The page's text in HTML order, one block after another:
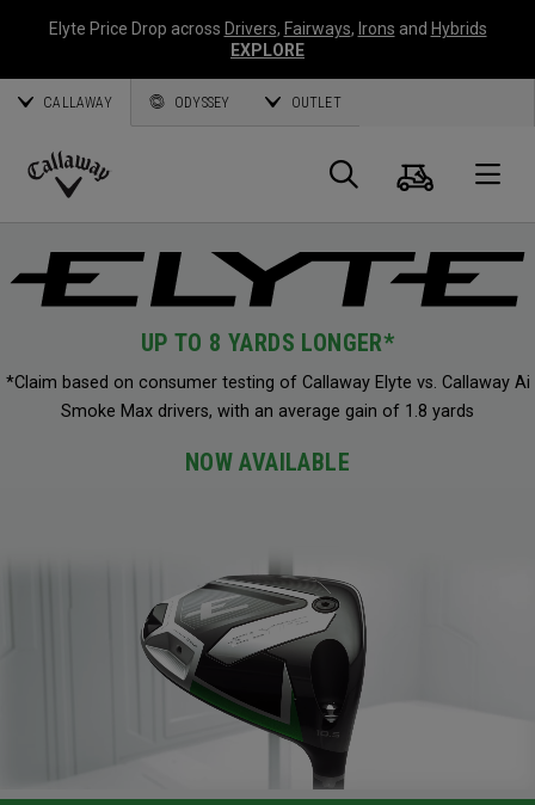
Elyte Price Drop across Drivers, Fairways, Irons and Hybrids
EXPLORE
CALLAWAY ODYSSEY OUTLET
Callaway
Golf
Suche
UP TO 8 YARDS LONGER*
*Claim based on consumer testing of Callaway Elyte vs. Callaway Ai
Smoke Max drivers, with an average gain of 1.8 yards
NOW AVAILABLE